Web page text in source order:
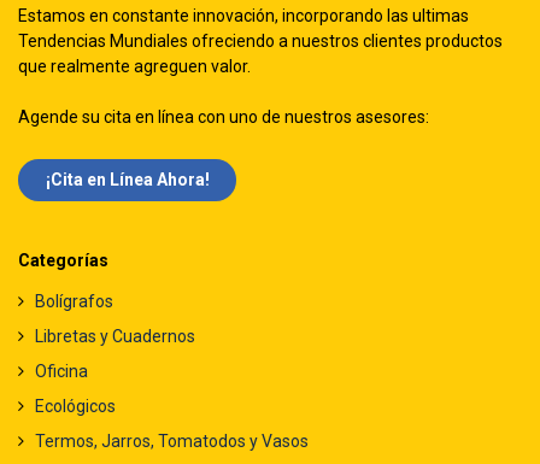
Estamos en constante innovación, incorporando las ultimas
Tendencias Mundiales ofreciendo a nuestros clientes productos
que realmente agreguen valor.
Agende su cita en línea con uno de nuestros asesores:
¡Cita en Línea Ah​​ora!
Categorías
Bolígrafos
Libretas y Cuadernos
Oficina
Ecológicos
Termos, Jarros, Tomatodos y Vasos